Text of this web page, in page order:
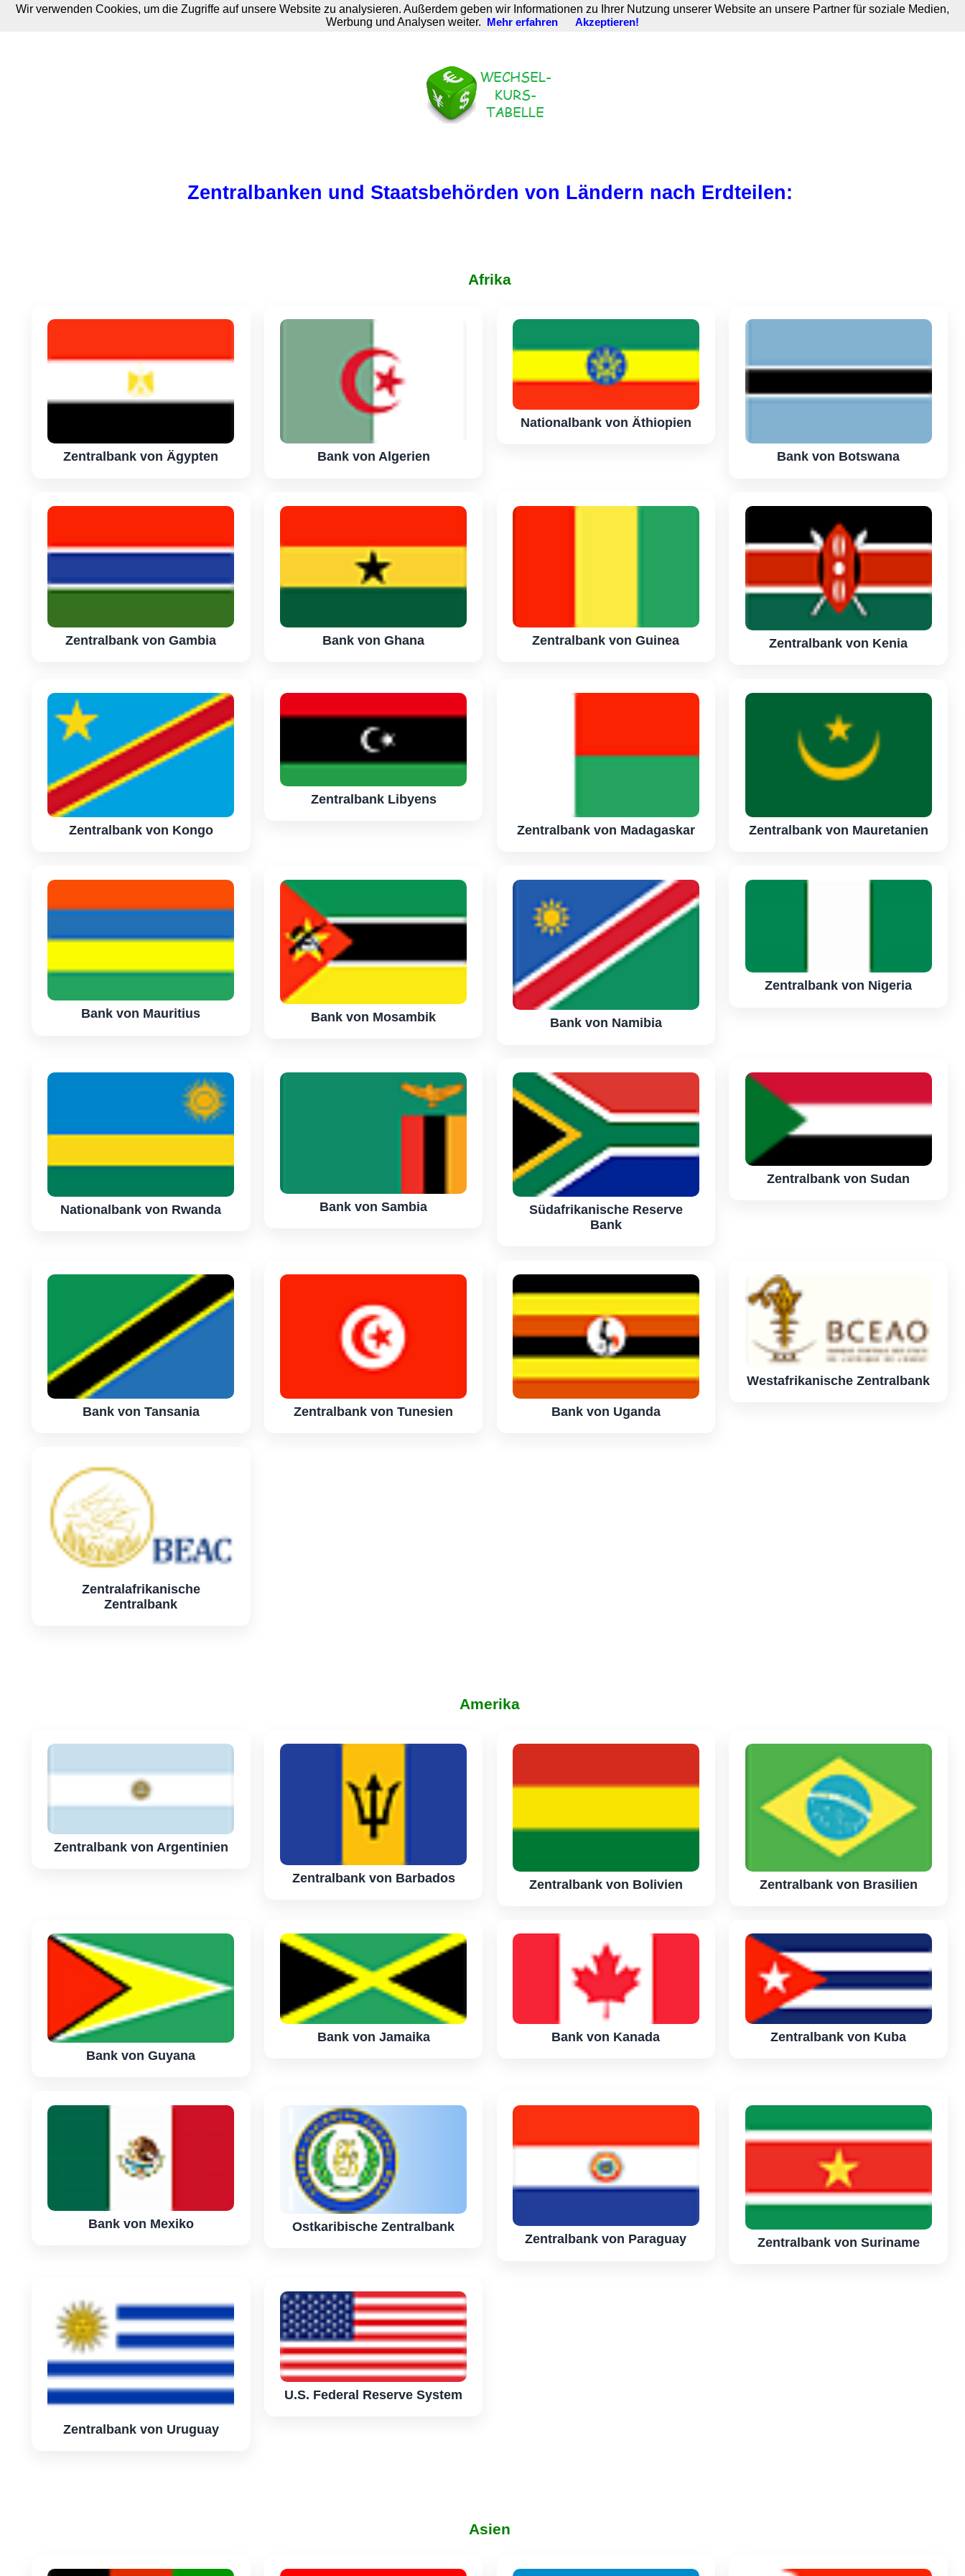
M. Brodski Software
Zentralbanken und Staatsbehörden von Ländern nach Erdteilen:
Afrika
Zentralbank von Ägypten Bank von Algerien
Nationalbank von Äthiopien
Bank von Botswana
Zentralbank von Gambia Bank von Ghana Zentralbank von Guinea Zentralbank von Kenia
Zentralbank von Kongo
Zentralbank Libyens
Zentralbank von Madagaskar Zentralbank von Mauretanien
Bank von Mauritius Bank von Mosambik Bank von Namibia
Zentralbank von Nigeria
Nationalbank von Rwanda Bank von Sambia
Südafrikanische Reserve
Bank
Zentralbank von Sudan
Bank von Tansania Zentralbank von Tunesien Bank von Uganda
Westafrikanische Zentralbank
Zentralafrikanische
Zentralbank
Amerika
Zentralbank von Argentinien
Zentralbank von Barbados Zentralbank von Bolivien Zentralbank von Brasilien
Bank von Guyana
Bank von Jamaika Bank von Kanada Zentralbank von Kuba
Bank von Mexiko
Ostkaribische Zentralbank
Zentralbank von Paraguay
Zentralbank von Suriname
Zentralbank von Uruguay
U.S. Federal Reserve System
Asien
Wir verwenden Cookies, um die Zugriffe auf unsere Website zu analysieren. Außerdem geben wir Informationen zu Ihrer Nutzung unserer Website an unsere Partner für soziale Medien,
Werbung und Analysen weiter.
Mehr erfahren Akzeptieren!